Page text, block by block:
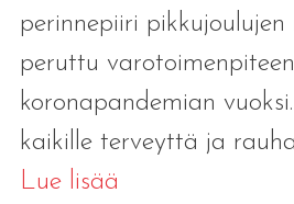
perinnepiiri pikkujoulujen
peruttu
koronapandemian
kaikille terveyttä ja
Lue lisää